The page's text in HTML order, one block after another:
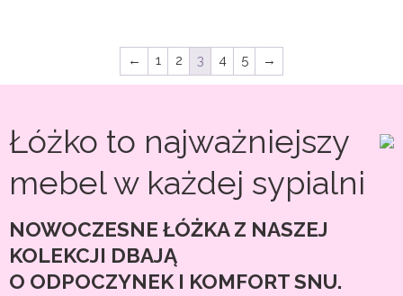
do
6
wariantów.
Opcje
wybrać
na
stronie
produktu
stronie
← 1 2 3 4 5 →
Łóżko to najważniejszy
mebel w każdej sypialni
NOWOCZESNE ŁÓŻKA Z NASZEJ
KOLEKCJI DBAJĄ
O ODPOCZYNEK I KOMFORT SNU.